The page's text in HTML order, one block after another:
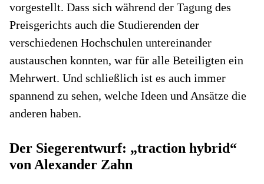
vorgestellt. Dass sich während der Tagung des
Preisgerichts auch die Studierenden der
verschiedenen Hochschulen untereinander
austauschen konnten, war für alle Beteiligten ein
Mehrwert. Und schließlich ist es auch immer
spannend zu sehen, welche Ideen und Ansätze die
anderen haben.
Der Siegerentwurf: „traction hybrid“
von Alexander Zahn